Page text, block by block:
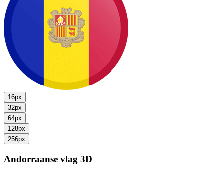
16px
32px
64px
128px
256px
Andorraanse vlag 3D